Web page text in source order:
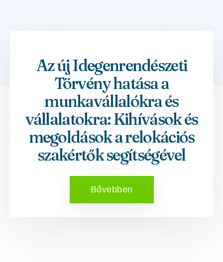
Az új Idegenrendészeti
Törvény hatása a
munkavállalókra és
vállalatokra: Kihívások és
megoldások a relokációs
szakértők segítségével
Bővebben